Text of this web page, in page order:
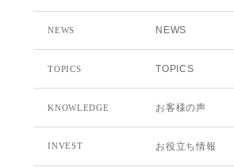
NEWS NEWS
TOPICS TOPICS
KNOWLEDGE お客様の声
INVEST お役立ち情報